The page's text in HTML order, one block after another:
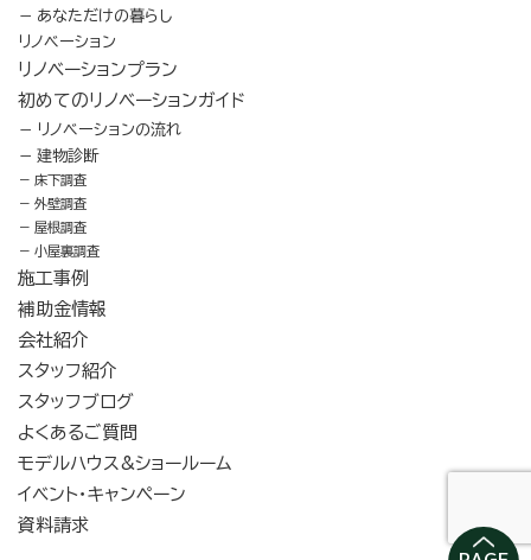
あなただけの暮らし
リノベーション
リノベーションプラン
初めてのリノベーションガイド
リノベーションの流れ
建物診断
床下調査
外壁調査
屋根調査
小屋裏調査
施工事例
補助金情報
会社紹介
スタッフ紹介
スタッフブログ
よくあるご質問
モデルハウス&ショールーム
イベント・キャンペーン
資料請求